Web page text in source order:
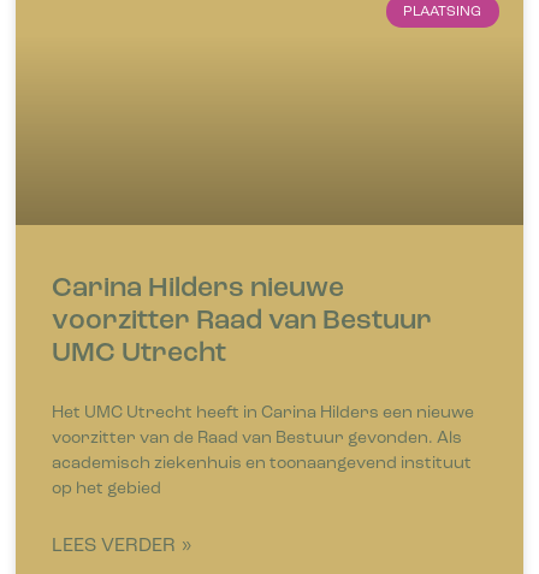
PLAATSING
Carina Hilders nieuwe
voorzitter Raad van Bestuur
UMC Utrecht
Het UMC Utrecht heeft in Carina Hilders een nieuwe
voorzitter van de Raad van Bestuur gevonden. Als
academisch ziekenhuis en toonaangevend instituut
op het gebied
LEES VERDER »